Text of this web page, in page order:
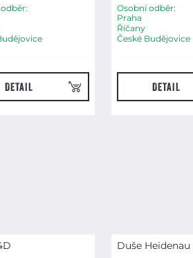
DETAIL
Osobní odběr:
Praha
Říčany
České Budějovice
DETAIL
Duše Heidenau